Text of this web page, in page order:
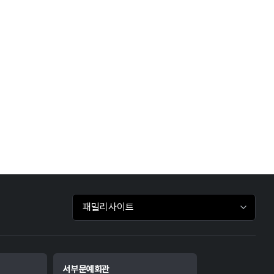
패밀리사이트 바로가기
서부문예회관